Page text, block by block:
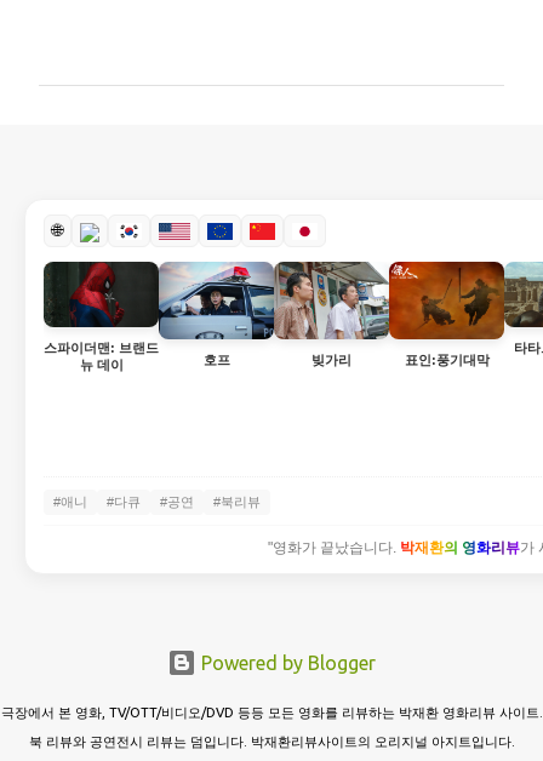
🌐
스파이더맨: 브랜드
뉴 데이
호프 빚가리 표인:풍기대막
타
#애니 #다큐 #공연 #북리뷰
"영화가 끝났습니다. 박재환의 영화리뷰가
Powered by Blogger
극장에서 본 영화, TV/OTT/비디오/DVD 등등 모든 영화를 리뷰하는 박재환 영화리뷰 사이트.
북 리뷰와 공연전시 리뷰는 덤입니다. 박재환리뷰사이트의 오리지널 아지트입니다.